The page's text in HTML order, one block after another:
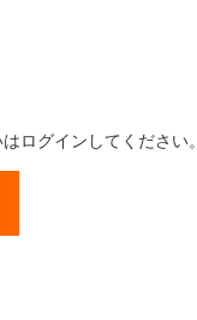
ログインしてください。